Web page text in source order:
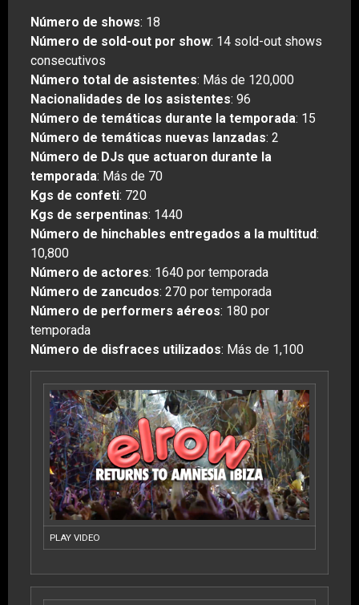
Número de shows: 18
Número de sold-out por show: 14 sold-out shows
consecutivos
Número total de asistentes: Más de 120,000
Nacionalidades de los asistentes: 96
Número de temáticas durante la temporada: 15
Número de temáticas nuevas lanzadas: 2
Número de DJs que actuaron durante la
temporada: Más de 70
Kgs de confeti: 720
Kgs de serpentinas: 1440
Número de hinchables entregados a la multitud:
10,800
Número de actores: 1640 por temporada
Número de zancudos: 270 por temporada
Número de performers aéreos: 180 por
temporada
Número de disfraces utilizados: Más de 1,100
PLAY VIDEO